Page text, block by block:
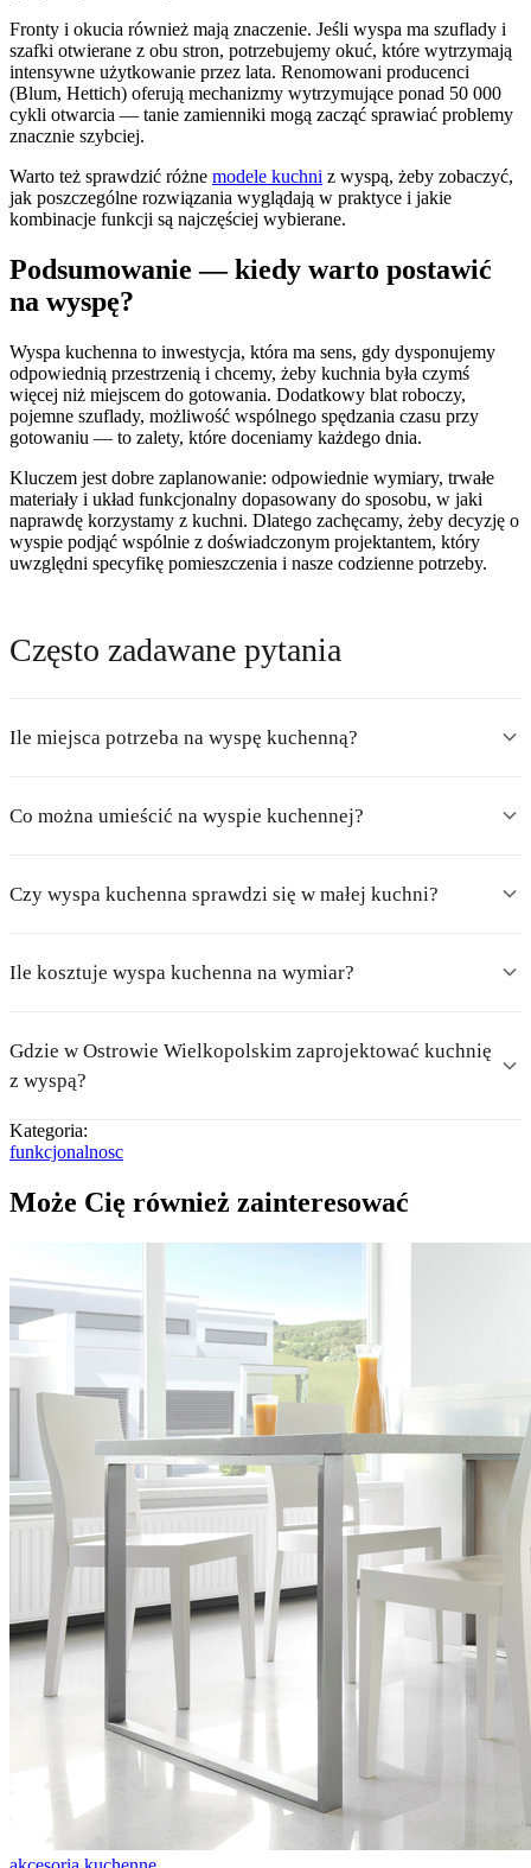
Fronty i okucia również mają znaczenie. Jeśli wyspa ma szuflady i
szafki otwierane z obu stron, potrzebujemy okuć, które wytrzymają
intensywne użytkowanie przez lata. Renomowani producenci
(Blum, Hettich) oferują mechanizmy wytrzymujące ponad 50 000
cykli otwarcia — tanie zamienniki mogą zacząć sprawiać problemy
znacznie szybciej.
Warto też sprawdzić różne modele kuchni z wyspą, żeby zobaczyć,
jak poszczególne rozwiązania wyglądają w praktyce i jakie
kombinacje funkcji są najczęściej wybierane.
Podsumowanie — kiedy warto postawić
na wyspę?
Wyspa kuchenna to inwestycja, która ma sens, gdy dysponujemy
odpowiednią przestrzenią i chcemy, żeby kuchnia była czymś
więcej niż miejscem do gotowania. Dodatkowy blat roboczy,
pojemne szuflady, możliwość wspólnego spędzania czasu przy
gotowaniu — to zalety, które doceniamy każdego dnia.
Kluczem jest dobre zaplanowanie: odpowiednie wymiary, trwałe
materiały i układ funkcjonalny dopasowany do sposobu, w jaki
naprawdę korzystamy z kuchni. Dlatego zachęcamy, żeby decyzję o
wyspie podjąć wspólnie z doświadczonym projektantem, który
uwzględni specyfikę pomieszczenia i nasze codzienne potrzeby.
Często zadawane pytania
Ile miejsca potrzeba na wyspę kuchenną?
Co można umieścić na wyspie kuchennej?
Czy wyspa kuchenna sprawdzi się w małej kuchni?
Ile kosztuje wyspa kuchenna na wymiar?
Gdzie w Ostrowie Wielkopolskim zaprojektować kuchnię
z wyspą?
Kategoria:
funkcjonalnosc
Może Cię również zainteresować